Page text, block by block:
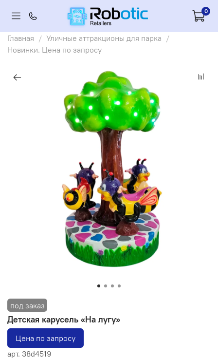
0
Главная
Уличные аттракционы для парка
Новинки. Цена по запросу
арт. 38d4519
Детская карусель «На лугу»
Цена по запросу